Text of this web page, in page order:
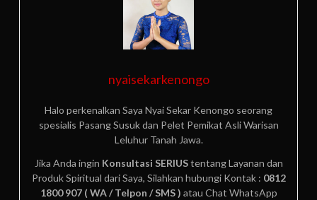
nyaisekarkenongo
Halo perkenalkan Saya Nyai Sekar Kenongo seorang
spesialis Pasang Susuk dan Pelet Pemikat Asli Warisan
Leluhur Tanah Jawa.
Jika Anda ingin Konsultasi SERIUStentang Layanan dan
Produk Spiritual dari Saya, Silahkan hubungi Kontak : 0812
1800 907 ( WA / Telpon / SMS ) atau Chat WhatsApp